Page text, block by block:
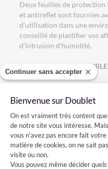
Continuer sans accepter
Bienvenue sur Doublet
Plateforme de
On est vraiment très content
de notre site vous intéresse.
vous n'avez pas encore fait votre
matière de cookies, on ne sait
visite ou non.
Vous pouvez même décider
Deux feuilles de
et antireflet sont fournies
d'utilisation dans une
conseillé de plastifier vos
d'intrusion d'humidité.
DIMENSIONS
Affiche : (L) 59.4 x (h) 84.1 cm
-Stop-trottoir Narita A0:
Affiche : (L) 84.1 x (h) 118.9
Poids : 18 Kg